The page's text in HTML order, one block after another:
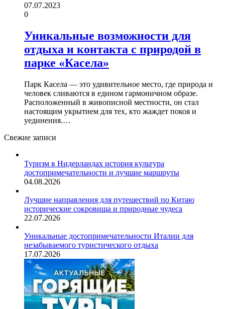
07.07.2023
0
Уникальные возможности для
отдыха и контакта с природой в
парке «Касела»
Парк Касела — это удивительное место, где природа и
человек сливаются в едином гармоничном образе.
Расположенный в живописной местности, он стал
настоящим укрытием для тех, кто жаждет покоя и
уединения.…
Свежие записи
Туризм в Нидерландах история культура
достопримечательности и лучшие маршруты
04.08.2026
Лучшие направления для путешествий по Китаю
исторические сокровища и природные чудеса
22.07.2026
Уникальные достопримечательности Италии для
незабываемого туристического отдыха
17.07.2026